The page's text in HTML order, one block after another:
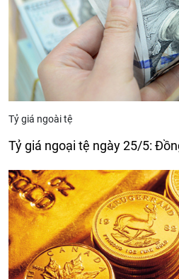
Tỷ giá ngoài tệ
Tỷ giá ngoại tệ ngày 25/5: